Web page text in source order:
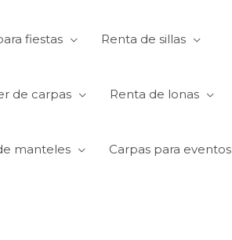
fiestas Renta de sillas
de carpas Renta de lonas
manteles Carpas para eventos